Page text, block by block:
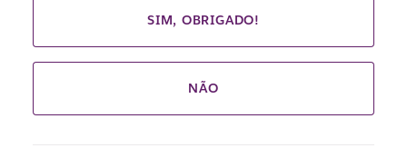
SIM, OBRIGADO!
NÃO